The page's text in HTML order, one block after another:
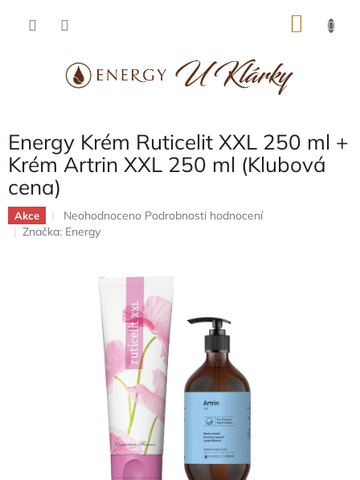
Energy Krém Ruticelit XXL 250 ml +
Krém Artrin XXL 250 ml (Klubová
cena)
Akce
Průměrné
hodnocení
hvězdiček.
Neohodnoceno Podrobnosti hodnocení
Značka: Energy